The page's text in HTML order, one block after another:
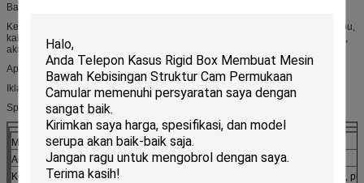
Bahan Cutting:
Kertas bergelombang, papan sarang lebah, kertas kartu, busa, papan abu-abu,
kain iklan, kain bendera, kanvas, papan KT, PVC lembar ekspansi, papan PS,
akrilik, papan plastik dll.
Aplikasi:
Iklan, Tampilan, Pengemasan, Grafis.
Spesifikasi:
Model DCZ7725167
Area pemotongan efektif
2500 * 1600mm
1700 * 1300mm
Konfigurasi
Pisau berosilasi, pena, alat kusut, pisau seret,